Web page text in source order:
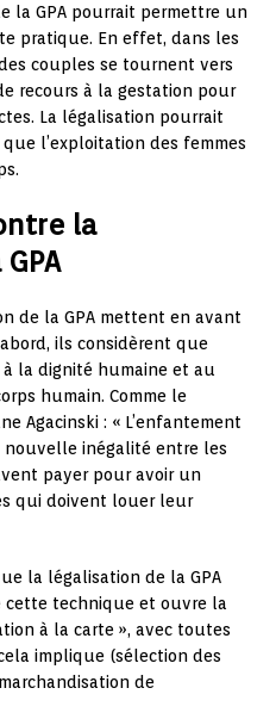
la GPA pourrait permettre un
pratique. En effet, dans les
couples se tournent vers
recours à la gestation pour
La légalisation pourrait
l’exploitation des femmes
la
de la GPA mettent en avant
ils considèrent que
la dignité humaine et au
humain. Comme le
Agacinski : « L’enfantement
inégalité entre les
payer pour avoir un
qui doivent louer leur
la légalisation de la GPA
technique et ouvre la
à la carte », avec toutes
implique (sélection des
de